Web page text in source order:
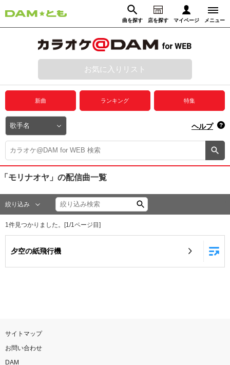
曲を探す 店を探す マイページ メニュー
動画からさがす 録音からさがす
ログイン
プレミアムサービス
DAM★とも動画
DAM★とも録音
カラオケ＠DAM
ユーザー検索
お知らせ
お気に入りリスト
新曲 ランキング 特集
ヘルプ
「モリナオヤ」 の配信曲一覧
絞り込み
1 件見つかりました。[1 /1 ページ目]
夕空の紙飛行機
サイトマップ
お問い合わせ
DAM